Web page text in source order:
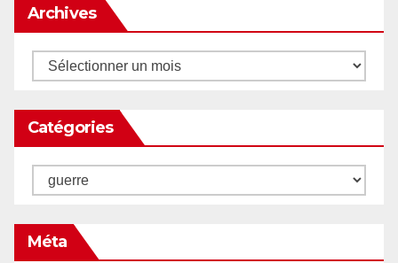
Archives
Archives
Catégories
Catégories
Méta